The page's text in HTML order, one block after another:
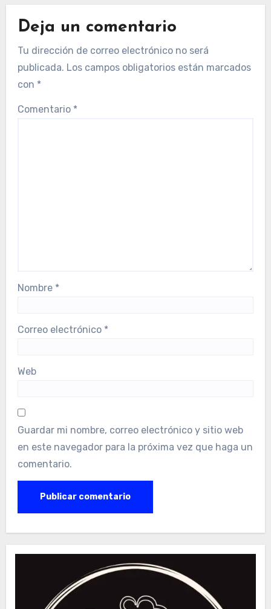
Deja un comentario
Tu dirección de correo electrónico no será
publicada. Los campos obligatorios están marcados
con *
Comentario *
Nombre *
Correo electrónico *
Web
Guardar mi nombre, correo electrónico y sitio web
en este navegador para la próxima vez que haga un
comentario.